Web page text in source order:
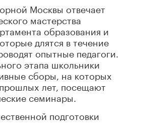
Москвы отвечает
мастерства
образования и
длятся в течение
опытные педагоги.
этапа школьники
сборы, на которых
лет, посещают
семинары.
подготовки